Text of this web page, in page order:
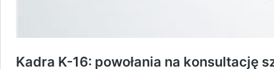
Kadra K-16: powołania na konsultację